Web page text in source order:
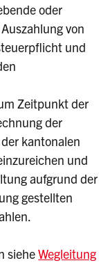
oder
von
und
Zeitpunkt der
der
kantonalen
und
aufgrund der
gestellten
sieheWegleitung